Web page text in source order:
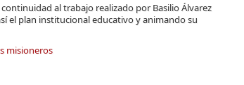
al trabajo realizado por Basilio Álvarez
el plan institucional educativo y animando su
misioneros